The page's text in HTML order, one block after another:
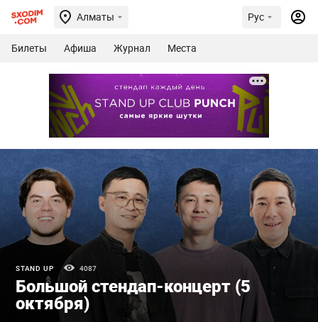
Алматы Рус
Билеты Афиша Журнал Места
STAND UP 4087
Большой стендап-концерт (5
октября)